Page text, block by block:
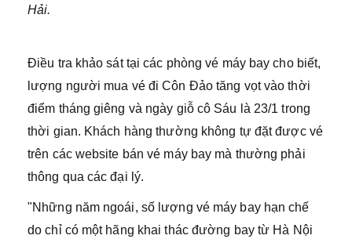
Hải.
Điều tra khảo sát tại các phòng vé máy bay cho biết,
lượng người mua vé đi Côn Đảo tăng vọt vào thời
điểm tháng giêng và ngày giỗ cô Sáu là 23/1 trong
thời gian. Khách hàng thường không tự đặt được vé
trên các website bán vé máy bay mà thường phải
thông qua các đại lý.
"Những năm ngoái, số lượng vé máy bay hạn chế
do chỉ có một hãng khai thác đường bay từ Hà Nội